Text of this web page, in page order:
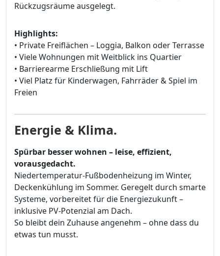
Rückzugsräume ausgelegt.
Highlights:
• Private Freiflächen – Loggia, Balkon oder Terrasse
• Viele Wohnungen mit Weitblick ins Quartier
• Barrierearme Erschließung mit Lift
• Viel Platz für Kinderwagen, Fahrräder & Spiel im
Freien
Energie & Klima.
Spürbar besser wohnen – leise, effizient,
vorausgedacht.
Niedertemperatur-Fußbodenheizung im Winter,
Deckenkühlung im Sommer. Geregelt durch smarte
Systeme, vorbereitet für die Energiezukunft –
inklusive PV-Potenzial am Dach.
So bleibt dein Zuhause angenehm – ohne dass du
etwas tun musst.